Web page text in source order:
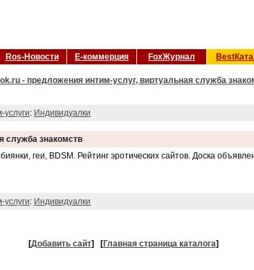
Ros-Новости Е-коммерция FoxЖурнал
- предложения интим-услуг, виртуальная служба
услуги: Индивидуалки
служба знакомств
геи, BDSM. Рейтинг эротических сайтов. Доска
услуги: Индивидуалки
[Добавить сайт] [Главная страница каталога]